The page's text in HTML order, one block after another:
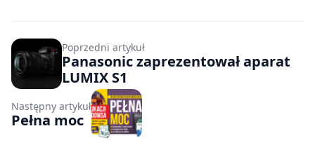
Poprzedni artykuł
Panasonic zaprezentował aparat
LUMIX S1
Następny artykuł
Pełna moc